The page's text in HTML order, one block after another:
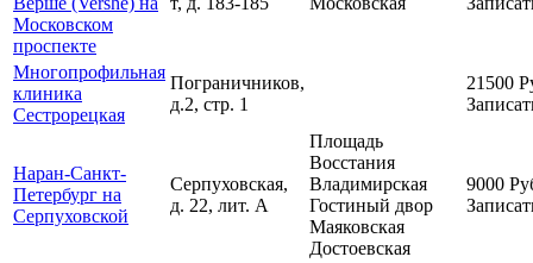
Московском
проспекте
Многопрофильная
клиника
Сестрорецкая
Пограничников,
д.2, стр. 1
21500
Наран-Санкт-
Петербург на
Серпуховской
Серпуховская,
д. 22, лит. А
Площадь
Восстания
Владимирская
Гостиный двор
Маяковская
Достоевская
9000